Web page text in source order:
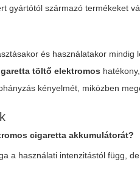
gyártótól származó termékeket
és használatakor
töltő elektromos
kényelmét, miközben
cigaretta akkumulátorát?
a használati intenzitástól függ,